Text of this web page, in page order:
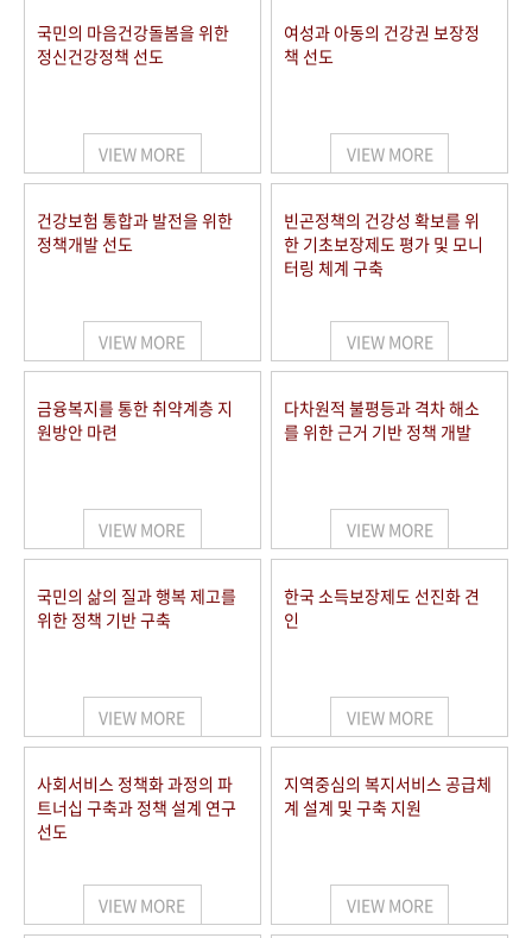
국민의 마음건강돌봄을 위한
정신건강정책 선도
VIEW MORE
여성과 아동의 건강권 보장정
책 선도
VIEW MORE
건강보험 통합과 발전을 위한
정책개발 선도
VIEW MORE
빈곤정책의 건강성 확보를 위
한 기초보장제도 평가 및 모니
터링 체계 구축
VIEW MORE
금융복지를 통한 취약계층 지
원방안 마련
VIEW MORE
다차원적 불평등과 격차 해소
를 위한 근거 기반 정책 개발
VIEW MORE
국민의 삶의 질과 행복 제고를
위한 정책 기반 구축
VIEW MORE
한국 소득보장제도 선진화 견
인
VIEW MORE
사회서비스 정책화 과정의 파
트너십 구축과 정책 설계 연구
선도
VIEW MORE
지역중심의 복지서비스 공급체
계 설계 및 구축 지원
VIEW MORE